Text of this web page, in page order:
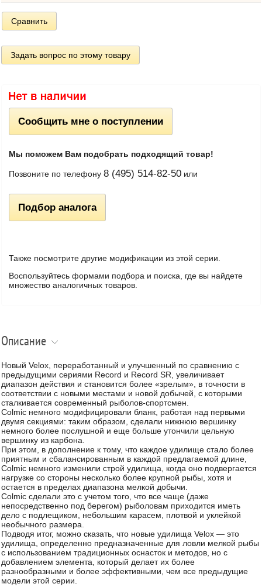
Сравнить
Задать вопрос по этому товару
Сообщить мне о поступлении
Мы поможем Вам подобрать подходящий товар!
Позвоните по телефону 8 (495) 514-82-50 или
Подбор аналога
Также посмотрите другие модификации из этой серии.
Воспользуйтесь формами подбора и поиска, где вы найдете
множество аналогичных товаров.
Описание
Новый Velox, переработанный и улучшенный по сравнению с
предыдущими сериями Record и Record SR, увеличивает
диапазон действия и становится более «зрелым», в точности в
соответствии с новыми местами и новой добычей, с которыми
сталкивается современный рыболов-спортсмен.
Colmic немного модифицировали бланк, работая над первыми
двумя секциями: таким образом, сделали нижнюю вершинку
немного более послушной и еще больше утончили цельную
вершинку из карбона.
При этом, в дополнение к тому, что каждое удилище стало более
приятным и сбалансированным в каждой предлагаемой длине,
Colmic немного изменили строй удилища, когда оно подвергается
нагрузке со стороны несколько более крупной рыбы, хотя и
остается в пределах диапазона мелкой добычи.
Colmic сделали это с учетом того, что все чаще (даже
непосредственно под берегом) рыболовам приходится иметь
дело с подлещиком, небольшим карасем, плотвой и уклейкой
необычного размера.
Подводя итог, можно сказать, что новые удилища Velox — это
удилища, определенно предназначенные для ловли мелкой рыбы
с использованием традиционных оснасток и методов, но с
добавлением элемента, который делает их более
разнообразными и более эффективными, чем все предыдущие
модели этой серии.